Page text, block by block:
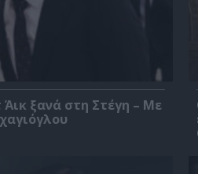
ξανά στη Στέγη – Με